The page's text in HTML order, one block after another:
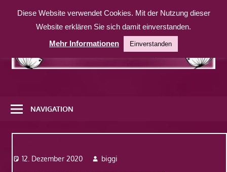
Inhalt
weitere
Website
NAVIGATION
12. Dezember 2020 biggi
Diese Website verwendet Cookies. Mit der Nutzung dieser
Website erklären Sie sich damit einverstanden.
Mehr Informationen
Einverstanden